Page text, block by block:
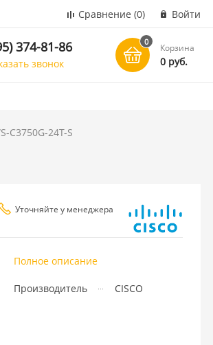
Сравнение (0) Войти
374-81-86
звонок
0
Корзина
0 руб.
C3750G-24T-S
Уточняйте у менеджера
Полное описание
Производитель CISCO